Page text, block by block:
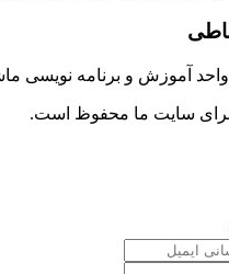
ماشین های سی ان سی : ۰۹۱۲۴۰۹۶۱۷۹ شماره همراه واحد راه اندازی خطوط ماشین آلات
سایت ما محفوظ است.